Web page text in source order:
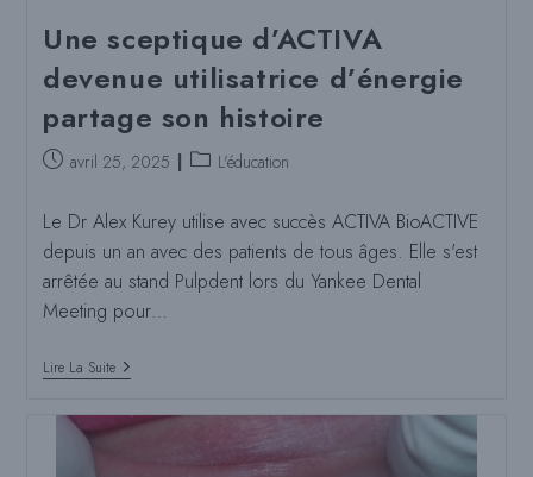
Une sceptique d’ACTIVA
devenue utilisatrice d’énergie
partage son histoire
Poste
:
avril 25, 2025
Catégorie
poste
:
L'éducation
Le Dr Alex Kurey utilise avec succès ACTIVA BioACTIVE
depuis un an avec des patients de tous âges. Elle s'est
arrêtée au stand Pulpdent lors du Yankee Dental
Meeting pour…
Lire La SuiteUne
Sceptique
Devenue